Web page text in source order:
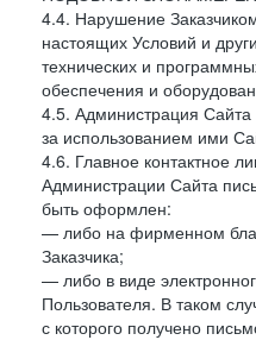
4.4. Нарушение
настоящих Условий и
технических и
обеспечения и
4.5. Администрация Сайта
за использованием ими
4.6. Главное контактное
Администрации Сайта
быть оформлен:
— либо на фирменном
Заказчика;
— либо в виде
Пользователя. В таком
с которого получено